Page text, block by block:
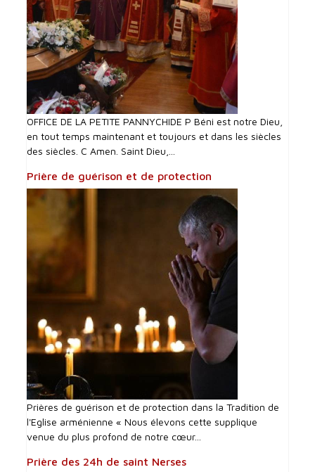
OFFICE DE LA PETITE PANNYCHIDE P Béni est notre Dieu,
en tout temps maintenant et toujours et dans les siècles
des siècles. C Amen. Saint Dieu,...
Prière de guérison et de protection
Prières de guérison et de protection dans la Tradition de
l'Eglise arménienne « Nous élevons cette supplique
venue du plus profond de notre cœur...
Prière des 24h de saint Nerses